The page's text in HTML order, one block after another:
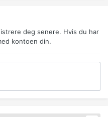
deg senere. Hvis du har
kontoen din.